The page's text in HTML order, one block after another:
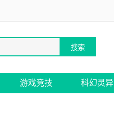
游戏竞技 科幻灵异